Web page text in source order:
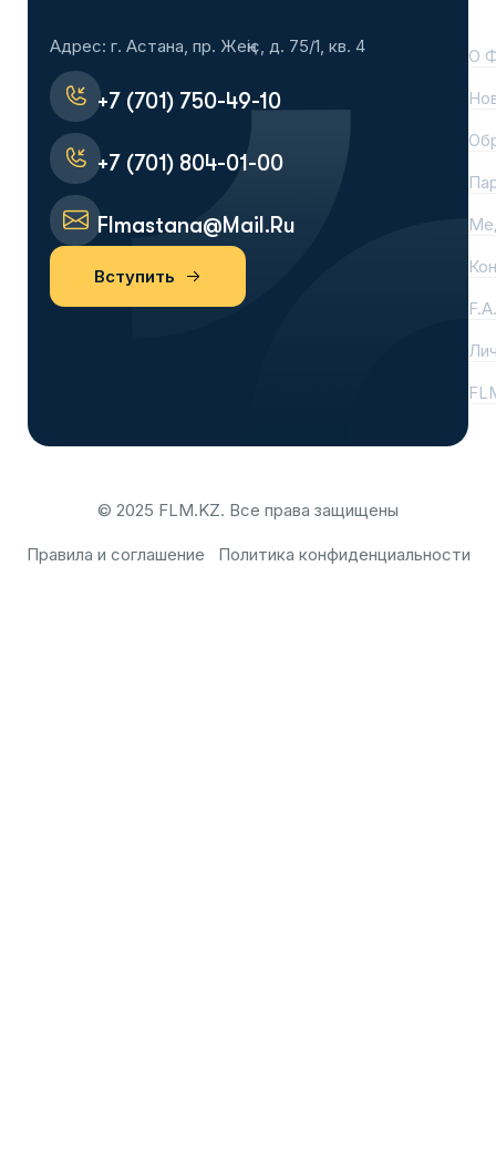
Адрес: г. Астана, пр. Жеңіс, д. 75/1, кв. 4
+7 (701) 750-49-10
+7 (701) 804-01-00
Flmastana@mail.ru
Вступить
О
© 2025 FLM.KZ. Все права защищены
Правила и соглашение Политика конфиденциальности